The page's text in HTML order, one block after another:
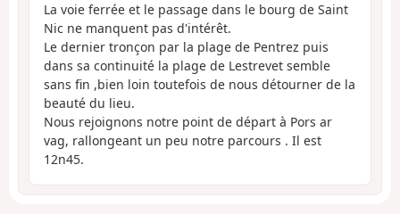
La voie ferrée et le passage dans le bourg de Saint
Nic ne manquent pas d'intérêt.
Le dernier tronçon par la plage de Pentrez puis
dans sa continuité la plage de Lestrevet semble
sans fin ,bien loin toutefois de nous détourner de la
beauté du lieu.
Nous rejoignons notre point de départ à Pors ar
vag, rallongeant un peu notre parcours . Il est
12n45.